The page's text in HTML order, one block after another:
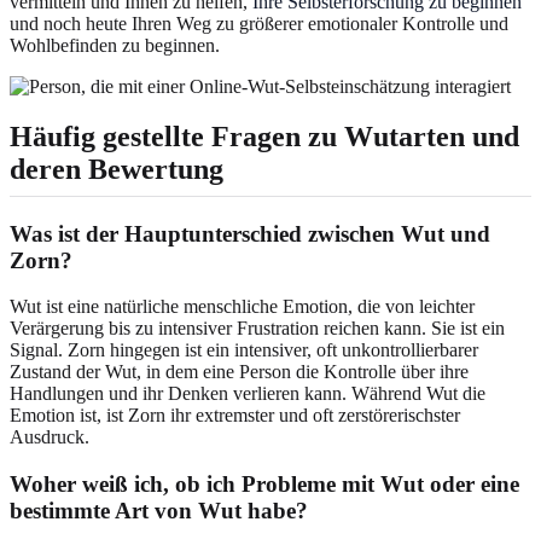
und noch heute Ihren Weg zu größerer emotionaler Kontrolle und
Wohlbefinden zu beginnen.
Häufig gestellte Fragen zu Wutarten und
deren Bewertung
Was ist der Hauptunterschied zwischen Wut und
Zorn?
Wut ist eine natürliche menschliche Emotion, die von leichter
Verärgerung bis zu intensiver Frustration reichen kann. Sie ist ein
Signal. Zorn hingegen ist ein intensiver, oft unkontrollierbarer
Zustand der Wut, in dem eine Person die Kontrolle über ihre
Handlungen und ihr Denken verlieren kann. Während Wut die
Emotion ist, ist Zorn ihr extremster und oft zerstörerischster
Ausdruck.
Woher weiß ich, ob ich Probleme mit Wut oder eine
bestimmte Art von Wut habe?